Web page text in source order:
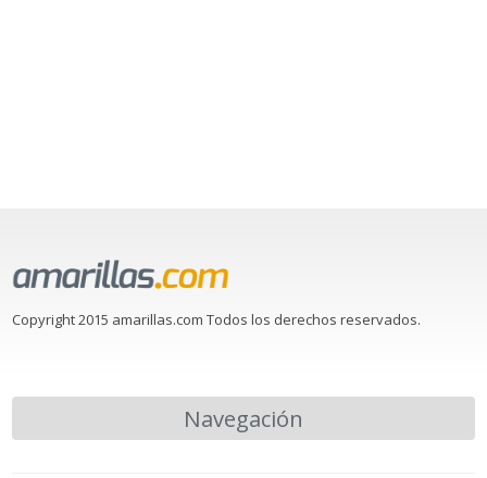
Copyright 2015 amarillas.com Todos los derechos reservados.
Navegación